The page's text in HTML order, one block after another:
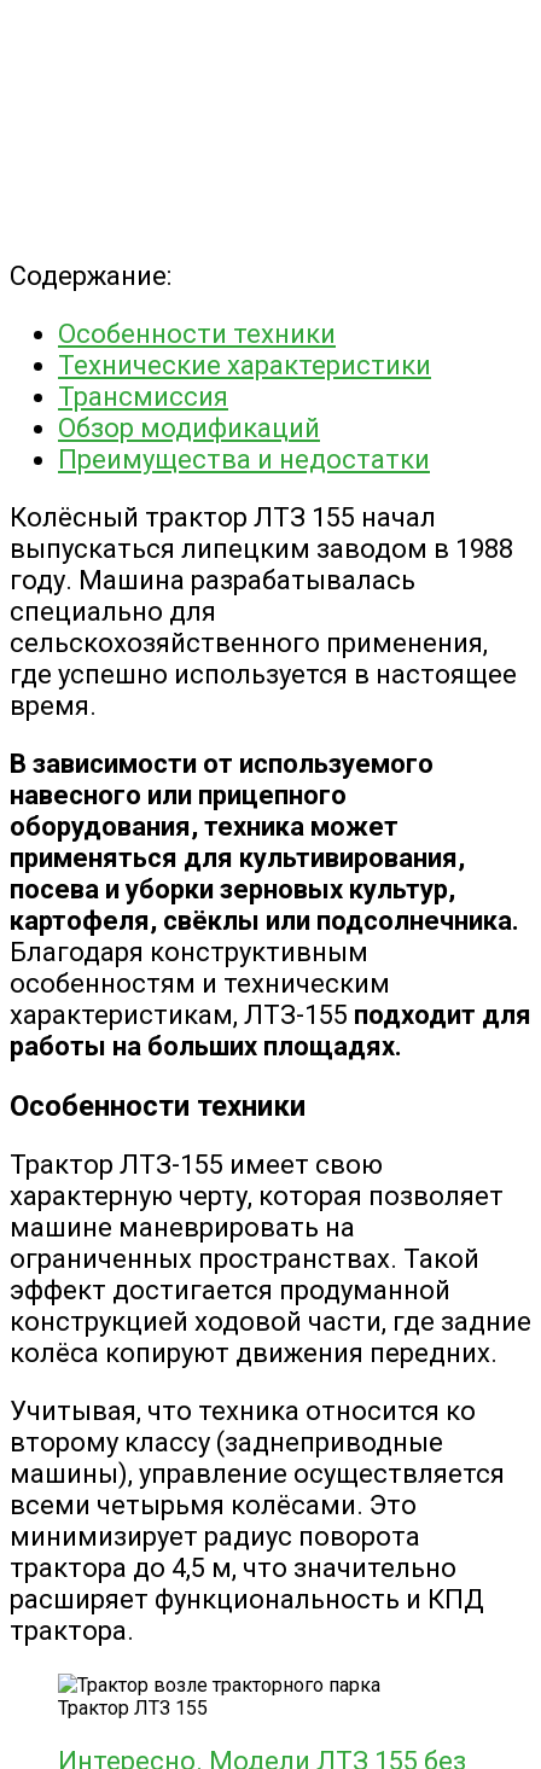
Содержание:
Особенности техники
Технические характеристики
Трансмиссия
Обзор модификаций
Преимущества и недостатки
Колёсный трактор ЛТЗ 155 начал
выпускаться липецким заводом в 1988
году. Машина разрабатывалась
специально для
сельскохозяйственного применения,
где успешно используется в настоящее
время.
В зависимости от используемого
навесного или прицепного
оборудования, техника может
применяться для культивирования,
посева и уборки зерновых культур,
картофеля, свёклы или подсолнечника.
Благодаря конструктивным
особенностям и техническим
характеристикам, ЛТЗ-155 подходит для
работы на больших площадях.
Особенности техники
Трактор ЛТЗ-155 имеет свою
характерную черту, которая позволяет
машине маневрировать на
ограниченных пространствах. Такой
эффект достигается продуманной
конструкцией ходовой части, где задние
колёса копируют движения передних.
Учитывая, что техника относится ко
второму классу (заднеприводные
машины), управление осуществляется
всеми четырьмя колёсами. Это
минимизирует радиус поворота
трактора до 4,5 м, что значительно
расширяет функциональность и КПД
трактора.
Трактор ЛТЗ 155
Интересно. Модели ЛТЗ 155 без